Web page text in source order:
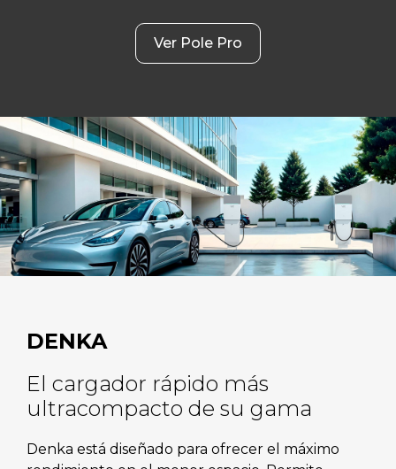
Ver Pole Pro
DENKA
El cargador rápido más
ultracompacto de su gama
Denka está diseñado para ofrecer el máximo